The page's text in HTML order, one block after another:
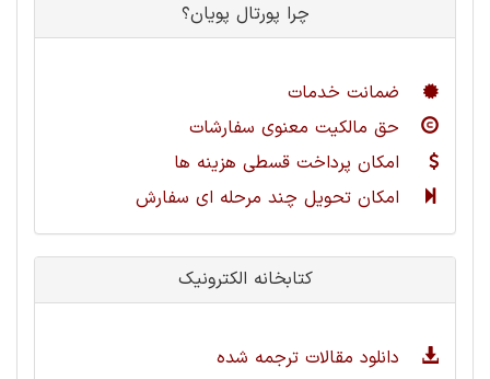
چرا پورتال پویان؟
ضمانت خدمات
حق مالکیت معنوی سفارشات
امکان پرداخت قسطی هزینه ها
امکان تحویل چند مرحله ای سفارش
کتابخانه الکترونیک
دانلود مقالات ترجمه شده